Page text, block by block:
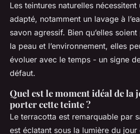
Les teintures naturelles nécessitent
adapté, notamment un lavage à
savon agressif. Bien qu’elles
la peau et l’environnement, elles
évoluer avec le temps - un signe
défaut.
Quel est le moment idéal de la
porter cette teinte ?
Le terracotta est remarquable par
est éclatant sous la lumière du